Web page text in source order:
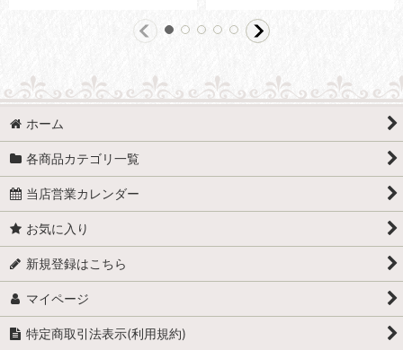
ホーム
各商品カテゴリ一覧
当店営業カレンダー
お気に入り
新規登録はこちら
マイページ
特定商取引法表示(利用規約)